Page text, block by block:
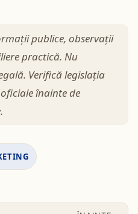
publice, observaţii
practică. Nu
Verifică legislaţia
înainte de